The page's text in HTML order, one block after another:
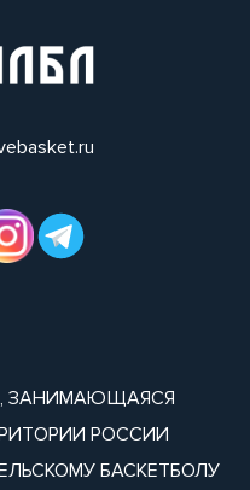
ЗАНИМАЮЩАЯСЯ
РОССИИ
БАСКЕТБОЛУ